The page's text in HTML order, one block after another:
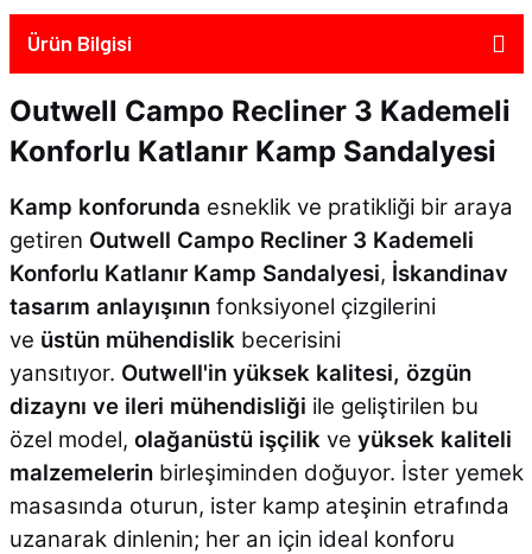
Ürün Bilgisi
Outwell Campo Recliner 3 Kademeli
Konforlu Katlanır Kamp Sandalyesi
Kamp konforunda esneklik ve pratikliği bir araya
getiren Outwell Campo Recliner 3 Kademeli
Konforlu Katlanır Kamp Sandalyesi, İskandinav
tasarım anlayışınınfonksiyonel çizgilerini
ve üstün mühendislikbecerisini
yansıtıyor. Outwell'in yüksek kalitesi, özgün
dizaynı ve ileri mühendisliği ile geliştirilen bu
özel model, olağanüstü işçilikve yüksek kaliteli
malzemelerinbirleşiminden doğuyor. İster yemek
masasında oturun, ister kamp ateşinin etrafında
uzanarak dinlenin; her an için ideal konforu